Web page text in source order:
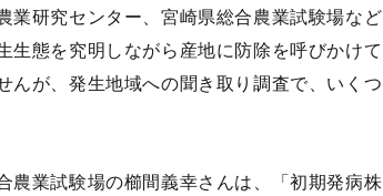
業研究センター、宮崎県総合農業試験場など
生態を究明しながら産地に防除を呼びかけて
んが、発生地域への聞き取り調査で、いくつ
農業試験場の櫛間義幸さんは、「初期発病株